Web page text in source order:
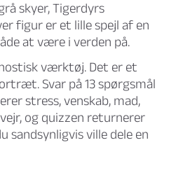
skyer, Tigerdyrs
figur er et lille spejl af en
at være i verden på.
værktøj. Det er et
Svar på 13 spørgsmål
stress, venskab, mad,
og quizzen returnerer
sandsynligvis ville dele en